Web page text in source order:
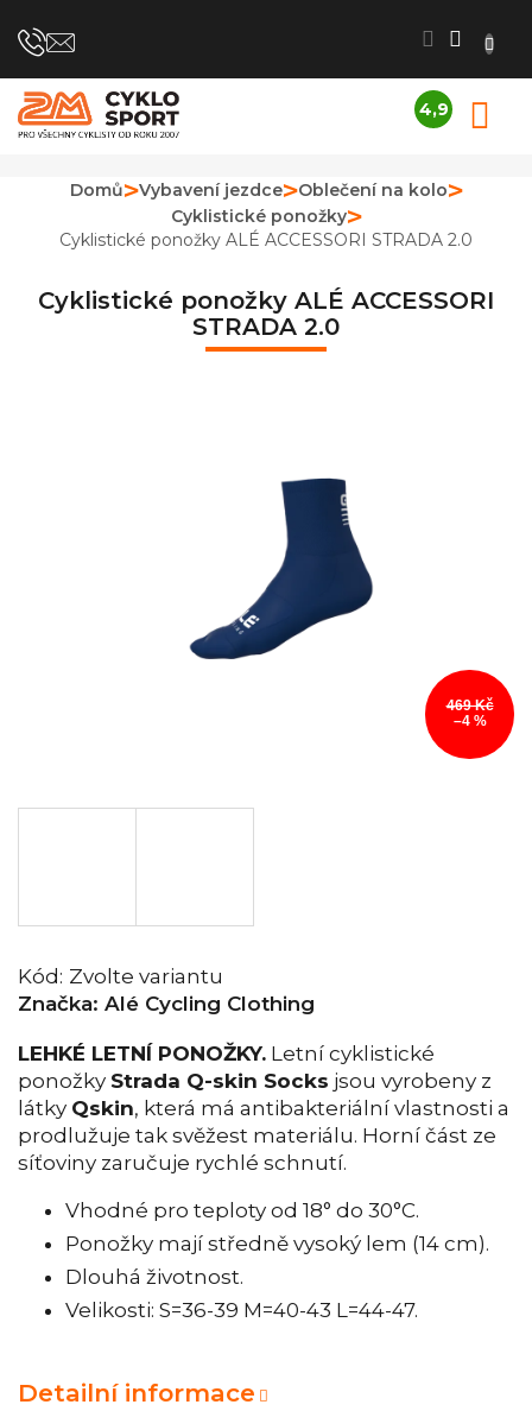
na
4,9
obchodu
je
z
Domů Vybavení jezdce
Oblečení na kolo
Cyklistické ponožky
Cyklistické ponožky ALÉ ACCESSORI STRADA 2.0
Cyklistické ponožky ALÉ ACCESSORI
STRADA 2.0
469 Kč
–4 %
Kód: Zvolte variantu
Značka: Alé Cycling Clothing
LEHKÉ LETNÍ PONOŽKY. Letní cyklistické
ponožky Strada Q-skin Socks jsou vyrobeny z
látky Qskin, která má antibakteriální vlastnosti a
prodlužuje tak svěžest materiálu. Horní část ze
síťoviny zaručuje rychlé schnutí.
Vhodné pro teploty od 18° do 30°C.
Ponožky mají středně vysoký lem (14 cm).
Dlouhá životnost.
Velikosti: S=36-39 M=40-43 L=44-47.
Detailní informace